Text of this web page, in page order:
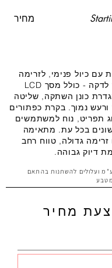
מחיר
כיול פנימי, לזרימה
גבוהה עד 12 ליטר לדקה - כולל מסך LCD
הגדרת כונן השתקה, שליטה
נמוך. בקרת כפתורים
תפריט, נוח למשתמשים
בכל עת. מתאימה
גדולה, טווח רחב
דיוק גבוהה.
ועלולים להשתנות בהתאם
מחיר